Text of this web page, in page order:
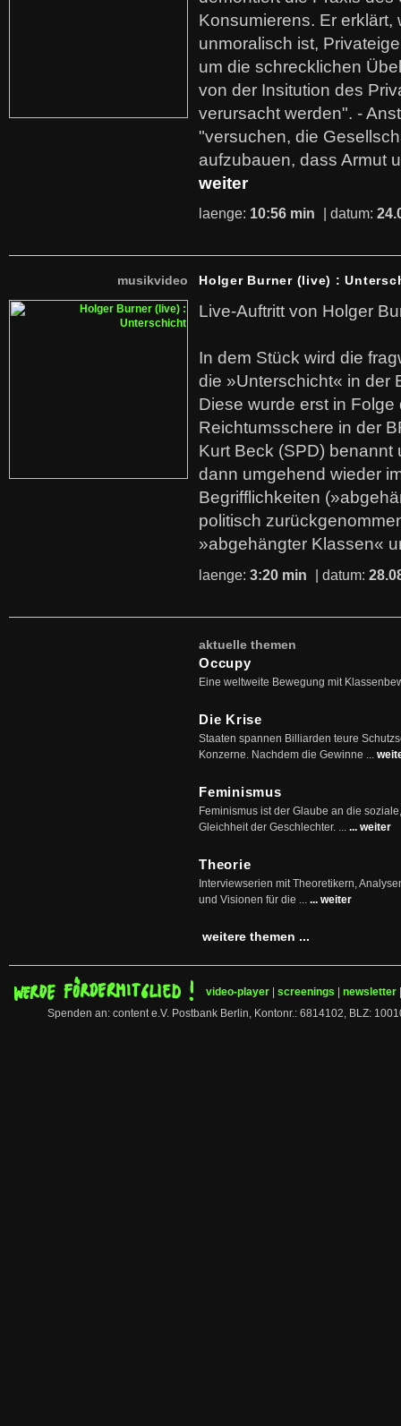
Konsumierens. Er erklärt,
unmoralisch ist,
um die schrecklichen
von der Insitution des
verursacht werden". -
"versuchen, die
aufzubauen, dass Armut
weiter
laenge: 10:56 min | datum:
musikvideo Holger Burner (live) :
Live-Auftritt von Holger
In dem Stück wird die
die »Unterschicht« in der
Diese wurde erst in
Reichtumsschere in der
Kurt Beck (SPD)
dann umgehend wieder
Begrifflichkeiten
politisch
»abgehängter Klassen«
laenge: 3:20 min | datum:
aktuelle themen
Occupy
Eine weltweite Bewegung mit
Die Krise
Staaten spannen Billiarden teure
Konzerne. Nachdem die Gewinne ...
Feminismus
Feminismus ist der Glaube an die
Gleichheit der Geschlechter. ... ... weiter
Theorie
Interviewserien mit Theoretikern,
und Visionen für die ... ... weiter
weitere themen ...
video-player screenings newsletter
Spenden an: content e.V. Postbank Berlin, Kontonr.: 6814102, BLZ: